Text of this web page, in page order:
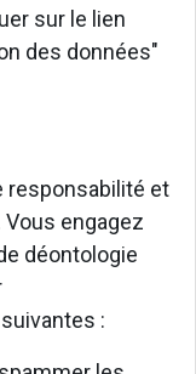
sur le lien
des données"
responsabilité et
engagez
déontologie
: